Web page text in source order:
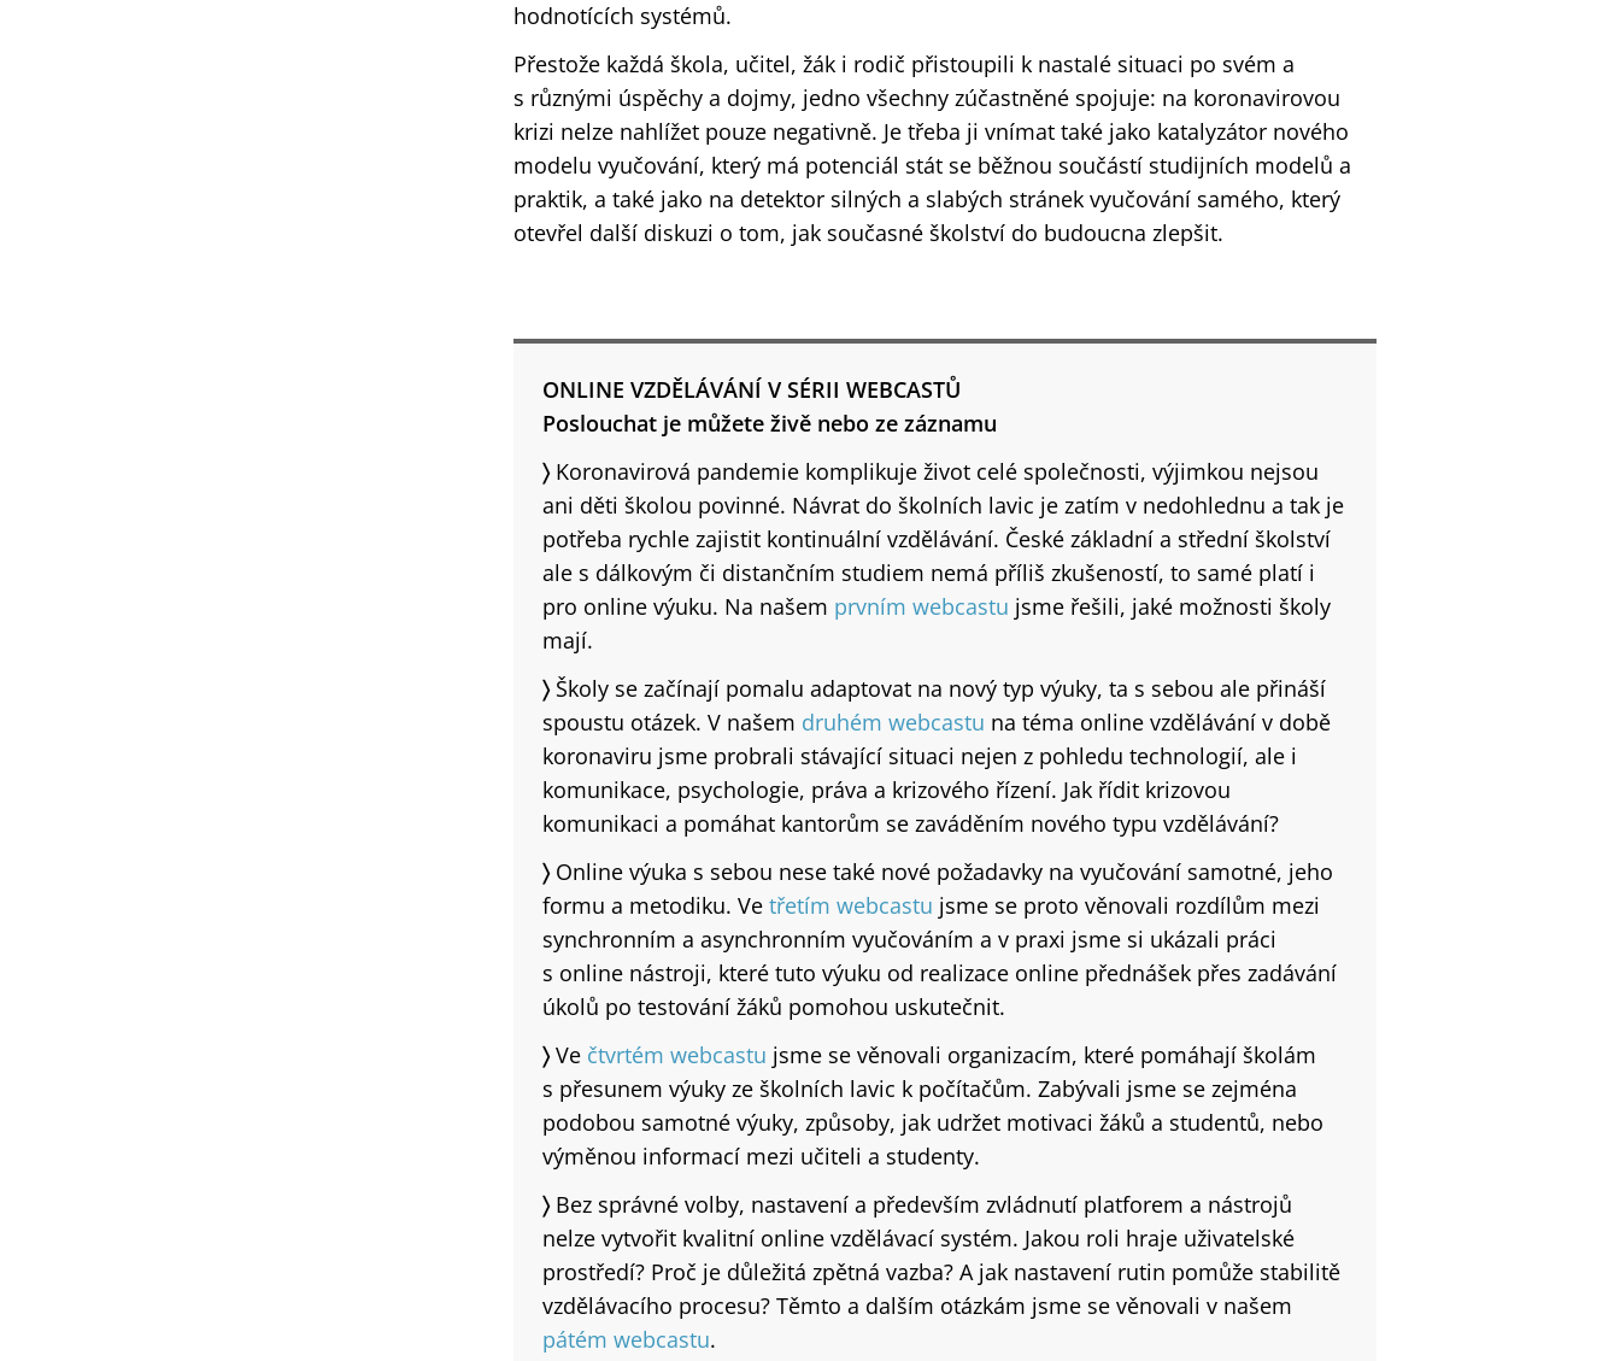
hodnotících systémů.
Přestože každá škola, učitel, žák i rodič přistoupili k nastalé situaci po svém a
s různými úspěchy a dojmy, jedno všechny zúčastněné spojuje: na koronavirovou
krizi nelze nahlížet pouze negativně. Je třeba ji vnímat také jako katalyzátor nového
modelu vyučování, který má potenciál stát se běžnou součástí studijních modelů a
praktik, a také jako na detektor silných a slabých stránek vyučování samého, který
otevřel další diskuzi o tom, jak současné školství do budoucna zlepšit.
ONLINE VZDĚLÁVÁNÍ V SÉRII WEBCASTŮ
Poslouchat je můžete živě nebo ze záznamu
〉Koronavirová pandemie komplikuje život celé společnosti, výjimkou nejsou
ani děti školou povinné. Návrat do školních lavic je zatím v nedohlednu a tak je
potřeba rychle zajistit kontinuální vzdělávání. České základní a střední školství
ale s dálkovým či distančním studiem nemá příliš zkušeností, to samé platí i
pro online výuku. Na našem prvním webcastu jsme řešili, jaké možnosti školy
mají.
〉Školy se začínají pomalu adaptovat na nový typ výuky, ta s sebou ale přináší
spoustu otázek. V našem druhém webcastu na téma online vzdělávání v době
koronaviru jsme probrali stávající situaci nejen z pohledu technologií, ale i
komunikace, psychologie, práva a krizového řízení. Jak řídit krizovou
komunikaci a pomáhat kantorům se zaváděním nového typu vzdělávání?
〉Online výuka s sebou nese také nové požadavky na vyučování samotné, jeho
formu a metodiku. Ve třetím webcastu jsme se proto věnovali rozdílům mezi
synchronním a asynchronním vyučováním a v praxi jsme si ukázali práci
s online nástroji, které tuto výuku od realizace online přednášek přes zadávání
úkolů po testování žáků pomohou uskutečnit.
〉Ve čtvrtém webcastu jsme se věnovali organizacím, které pomáhají školám
s přesunem výuky ze školních lavic k počítačům. Zabývali jsme se zejména
podobou samotné výuky, způsoby, jak udržet motivaci žáků a studentů, nebo
výměnou informací mezi učiteli a studenty.
〉Bez správné volby, nastavení a především zvládnutí platforem a nástrojů
nelze vytvořit kvalitní online vzdělávací systém. Jakou roli hraje uživatelské
prostředí? Proč je důležitá zpětná vazba? A jak nastavení rutin pomůže stabilitě
vzdělávacího procesu? Těmto a dalším otázkám jsme se věnovali v našem
pátém webcastu.